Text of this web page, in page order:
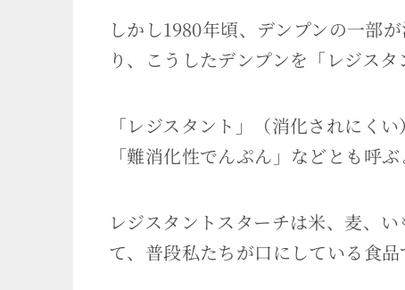
しかし1980年頃、デンプンの一部
り、こうしたデンプンを「レジスタ
「レジスタント」（消化されにく
「難消化性でんぷん」などとも呼ぶ
レジスタントスターチは米、麦、
て、普段私たちが口にしている食品